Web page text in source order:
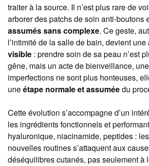
traiter à la source. Il n’est plus rare de
arborer des patchs de soin anti-boutons
assumés sans complexe. Ce geste,
l’intimité de la salle de bain, devient une
visible : prendre soin de sa peau n’est
gêne, mais un acte de bienveillance, une
imperfections ne sont plus honteuses,
uneétape normale et assuméedu
Cette évolution s’accompagne d’un
les ingrédients fonctionnels et
hyaluronique, niacinamide, peptides :
nouvelles routines s’attaquent aux
déséquilibres cutanés, pas seulement à